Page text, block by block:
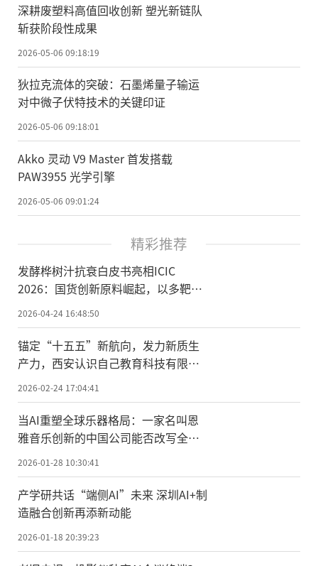
深耕废塑料高值回收创新 塑光新链队
斩获阶段性成果
2026-05-06 09:18:19
狄拉克流体的突破：石墨烯量子输运
对中微子伏特技术的关键印证
2026-05-06 09:18:01
Akko 灵动 V9 Master 首发搭载
PAW3955 光学引擎
2026-05-06 09:01:24
精彩推荐
发酵桦树汁抗衰白皮书亮相ICIC
2026：国货创新原料崛起，以多靶点
机制重构细胞级抗衰
2026-04-24 16:48:50
锚定“十五五”新航向，发力新质生
产力，西安认识自己教育科技有限公
司荣膺国家级科技型中小企业
2026-02-24 17:04:41
当AI重塑全球乐器格局：一家名叫恩
雅音乐创新的中国公司能否改写全球
乐器创新史？
2026-01-28 10:30:41
产学研共话“端侧AI”未来 深圳AI+制
造融合创新再添新动能
2026-01-18 20:39:23